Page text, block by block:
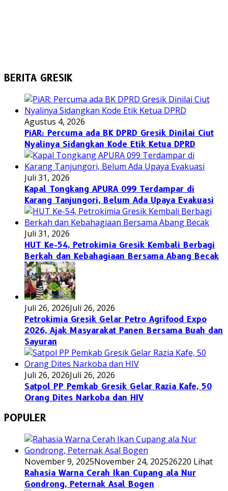
BERITA GRESIK
Agustus 4, 2026
PiAR: Percuma ada BK DPRD Gresik Dinilai Ciut
Nyalinya Sidangkan Kode Etik Ketua DPRD
Juli 31, 2026
Kapal Tongkang APURA 099 Terdampar di
Karang Tanjungori, Belum Ada Upaya Evakuasi
Juli 31, 2026
HUT Ke-54, Petrokimia Gresik Kembali Berbagi
Berkah dan Kebahagiaan Bersama Abang Becak
Juli 26, 2026Juli 26, 2026
Petrokimia Gresik Gelar Petro Agrifood Expo
2026, Ajak Masyarakat Panen Bersama Buah dan
Sayuran
Juli 26, 2026Juli 26, 2026
Satpol PP Pemkab Gresik Gelar Razia Kafe, 50
Orang Dites Narkoba dan HIV
POPULER
November 9, 2025November 24, 202526220 Lihat
Rahasia Warna Cerah Ikan Cupang ala Nur
Gondrong, Peternak Asal Bogen